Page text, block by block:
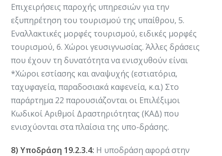
Επιχειρήσεις παροχής υπηρεσιών για την
εξυπηρέτηση του τουρισμού της υπαίθρου, 5.
Εναλλακτικές μορφές τουρισμού, ειδικές μορφές
τουρισμού, 6. Χώροι γευσιγνωσίας. Άλλες δράσεις
που έχουν τη δυνατότητα να ενισχυθούν είναι
*Χώροι εστίασης και αναψυχής (εστιατόρια,
ταχυφαγεία, παραδοσιακά καφενεία, κ.α.) Στο
παράρτημα 22 παρουσιάζονται οι Επιλέξιμοι
Κωδικοί Αριθμοί Δραστηριότητας (ΚΑΔ) που
ενισχύονται στα πλαίσια της υπο-δράσης.
8) Υποδράση 19.2.3.4: Η υποδράση αφορά στην